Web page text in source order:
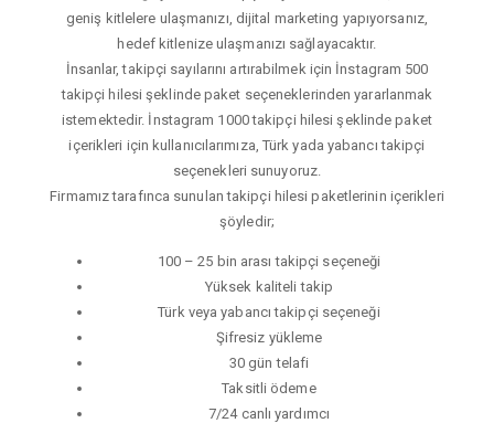
geniş kitlelere ulaşmanızı, dijital marketing yapıyorsanız,
hedef kitlenize ulaşmanızı sağlayacaktır.
İnsanlar, takipçi sayılarını artırabilmek için İnstagram 500
takipçi hilesi şeklinde paket seçeneklerinden yararlanmak
istemektedir. İnstagram 1000 takipçi hilesi şeklinde paket
içerikleri için kullanıcılarımıza, Türk yada yabancı takipçi
seçenekleri sunuyoruz.
Firmamız tarafınca sunulan takipçi hilesi paketlerinin içerikleri
şöyledir;
100 – 25 bin arası takipçi seçeneği
Yüksek kaliteli takip
Türk veya yabancı takipçi seçeneği
Şifresiz yükleme
30 gün telafi
Taksitli ödeme
7/24 canlı yardımcı